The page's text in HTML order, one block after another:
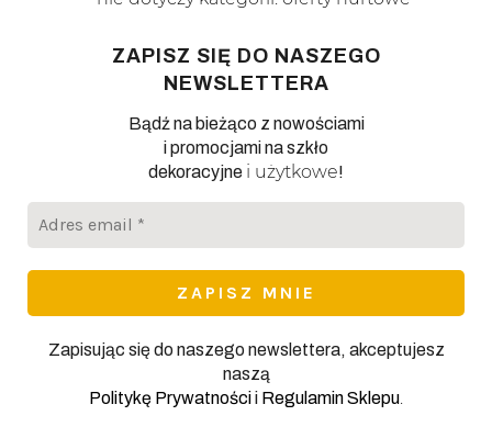
ZAPISZ SIĘ DO NASZEGO
NEWSLETTERA
Bądź na bieżąco z nowościami
i promocjami na szkło
dekoracyjne i użytkowe!
Zapisując się do naszego newslettera, akceptujesz
naszą
Politykę Prywatnościi Regulamin Sklepu